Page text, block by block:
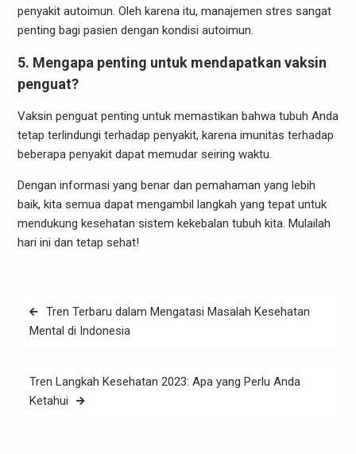
penyakit autoimun. Oleh karena itu, manajemen stres sangat
penting bagi pasien dengan kondisi autoimun.
5. Mengapa penting untuk mendapatkan vaksin
penguat?
Vaksin penguat penting untuk memastikan bahwa tubuh Anda
tetap terlindungi terhadap penyakit, karena imunitas terhadap
beberapa penyakit dapat memudar seiring waktu.
Dengan informasi yang benar dan pemahaman yang lebih
baik, kita semua dapat mengambil langkah yang tepat untuk
mendukung kesehatan sistem kekebalan tubuh kita. Mulailah
hari ini dan tetap sehat!
Post
navigation
Tren Terbaru dalam Mengatasi Masalah Kesehatan
Mental di Indonesia
Tren Langkah Kesehatan 2023: Apa yang Perlu Anda
Ketahui